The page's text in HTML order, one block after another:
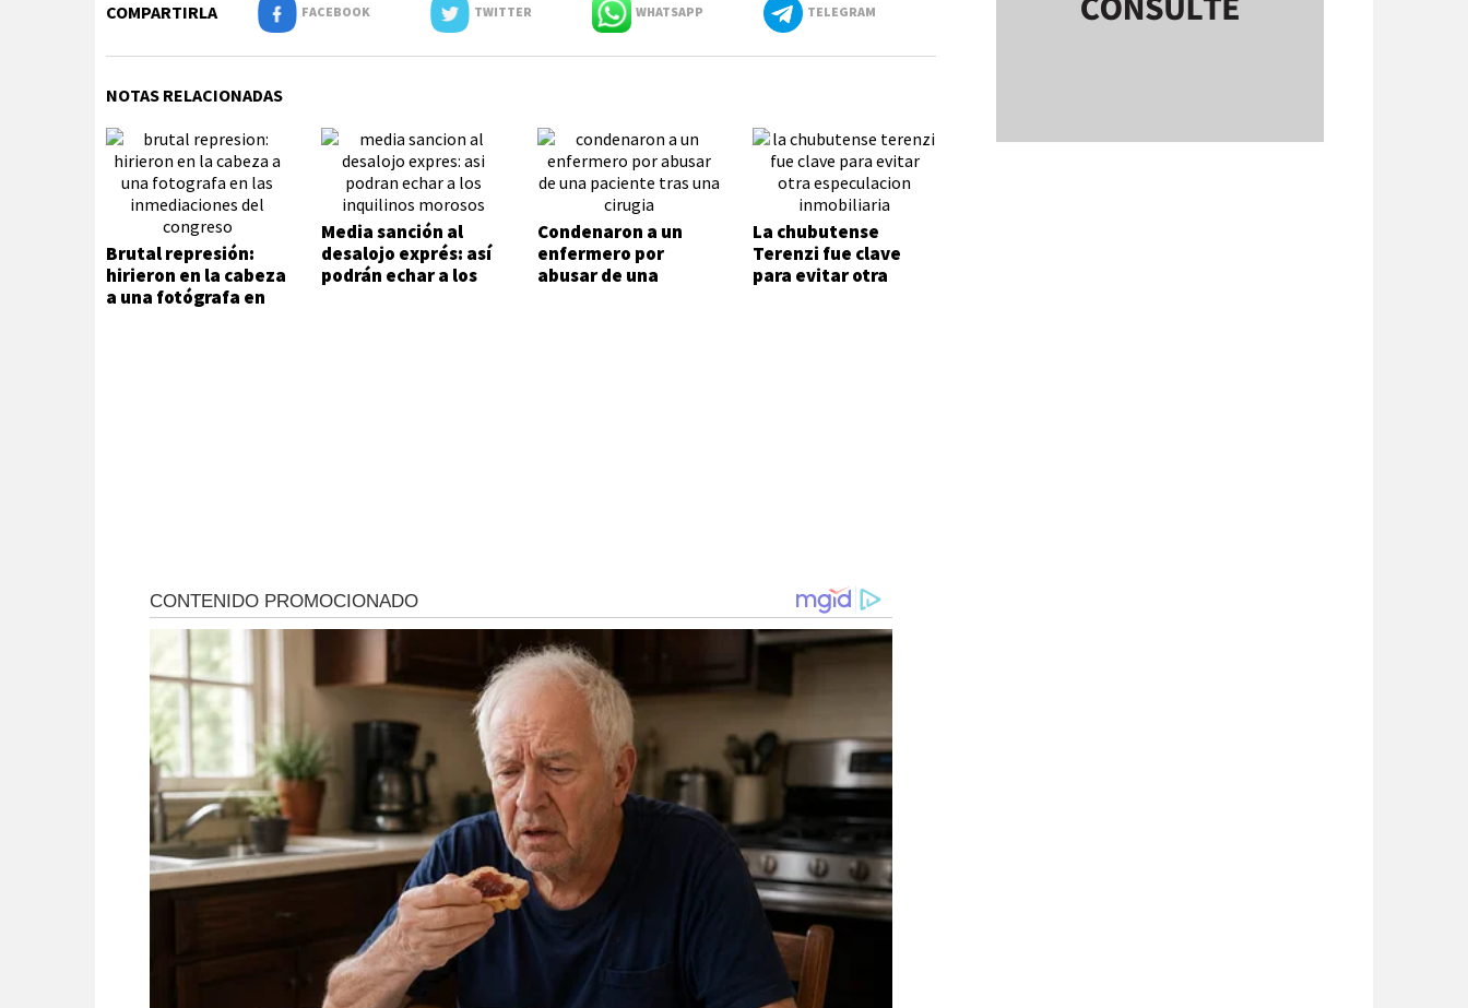
COMPARTIRLA FACEBOOK TWITTER WHATSAPP TELEGRAM
NOTAS RELACIONADAS
Brutal represión:
hirieron en la cabeza
a una fotógrafa en
Media sanción al
desalojo exprés: así
podrán echar a los
Condenaron a un
enfermero por
abusar de una
La chubutense
Terenzi fue clave
para evitar otra